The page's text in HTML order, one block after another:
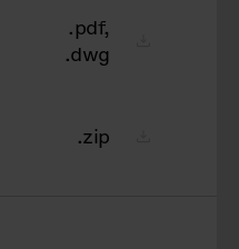
.pdf,
.dwg
.zip